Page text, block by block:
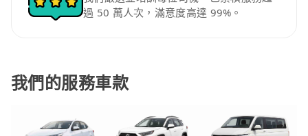
過 50 萬人次，滿意度高達 99%。
我們的服務車款